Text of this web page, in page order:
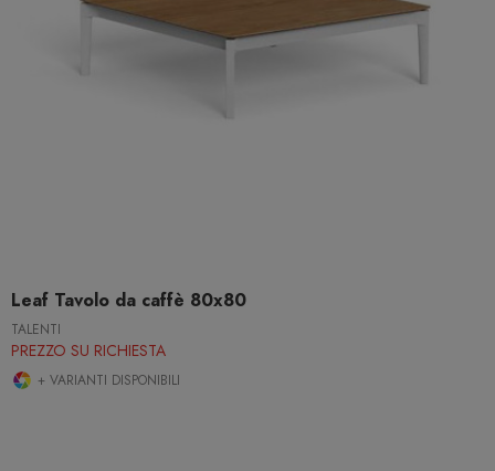
Leaf Tavolo da caffè 80x80
TALENTI
PREZZO SU RICHIESTA
+ VARIANTI DISPONIBILI